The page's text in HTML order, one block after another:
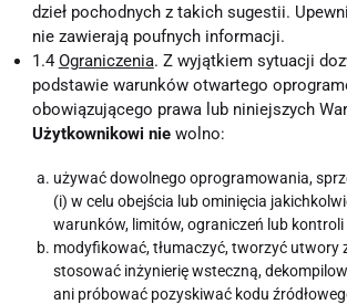
dzieł pochodnych z takich sugestii.
nie zawierają poufnych informacji.
1.4 Ograniczenia. Z wyjątkiem sytuacji
podstawie warunków otwartego
obowiązującego prawa lub niniejszych
Użytkownikowi niewolno:
używać dowolnego oprogramowania,
(i) w celu obejścia lub ominięcia
warunków, limitów, ograniczeń lub kontroli
modyfikować, tłumaczyć, tworzyć utwory
stosować inżynierię wsteczną,
ani próbować pozyskiwać kodu